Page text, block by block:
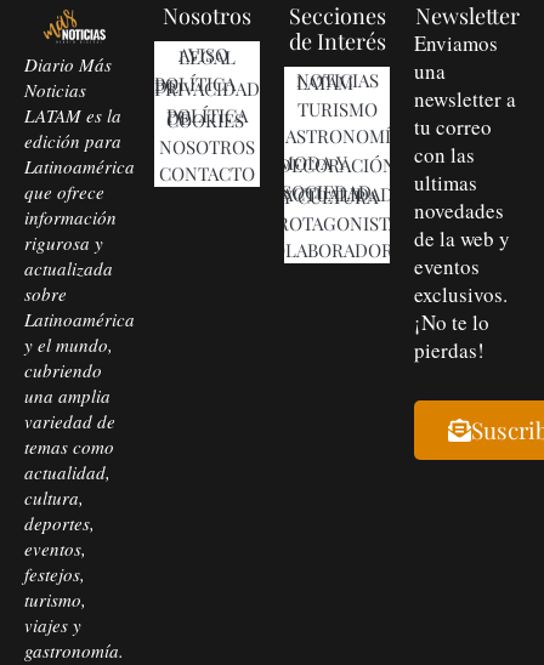
Diario Más
Noticias
LATAM es la
edición para
Latinoamérica
que ofrece
información
rigurosa y
actualizada
sobre
Latinoamérica
y el mundo,
cubriendo
una amplia
variedad de
temas como
actualidad,
cultura,
deportes,
eventos,
festejos,
turismo,
viajes y
gastronomía.
Nosotros
AVISO LEGAL
POLÍTICA DE PRIVACIDAD
POLÍTICA DE COOKIES
NOSOTROS
CONTACTO
Secciones
de Interés
NOTICIAS LATAM
TURISMO
GASTRONOMÍA
MODA Y DECORACIÓN
SOCIEDAD, ACTUALIDAD Y CULTURA
PROTAGONISTAS
COLABORADORES
Newsletter
Enviamos
una
newsletter a
tu correo
con las
ultimas
novedades
de la web y
eventos
exclusivos.
¡No te lo
pierdas!